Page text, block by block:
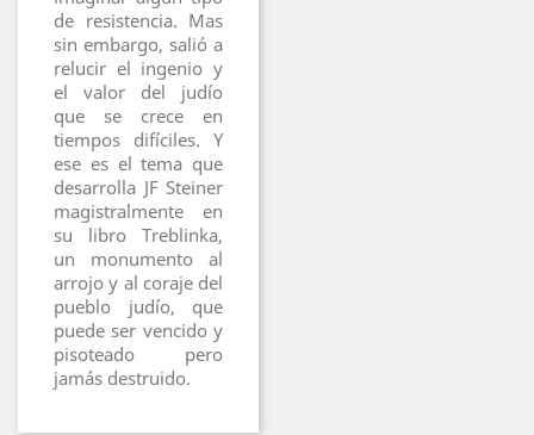
de resistencia. Mas
sin embargo, salió a
relucir el ingenio y
el valor del judío
que se crece en
tiempos difíciles. Y
ese es el tema que
desarrolla JF Steiner
magistralmente en
su libro Treblinka,
un monumento al
arrojo y al coraje del
pueblo judío, que
puede ser vencido y
pisoteado pero
jamás destruido.